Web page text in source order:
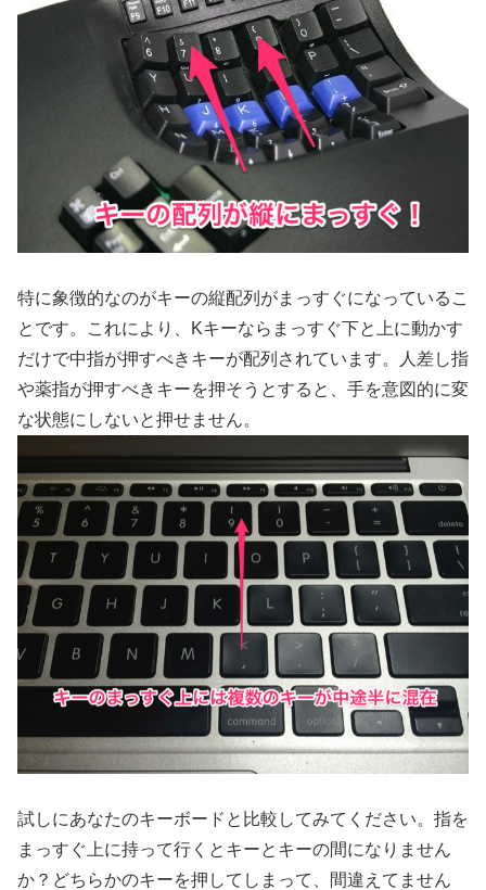
特に象徴的なのがキーの縦配列がまっすぐになっているこ
とです。これにより、Kキーならまっすぐ下と上に動かす
だけで中指が押すべきキーが配列されています。人差し指
や薬指が押すべきキーを押そうとすると、手を意図的に変
な状態にしないと押せません。
試しにあなたのキーボードと比較してみてください。指を
まっすぐ上に持って行くとキーとキーの間になりません
か？どちらかのキーを押してしまって、間違えてません